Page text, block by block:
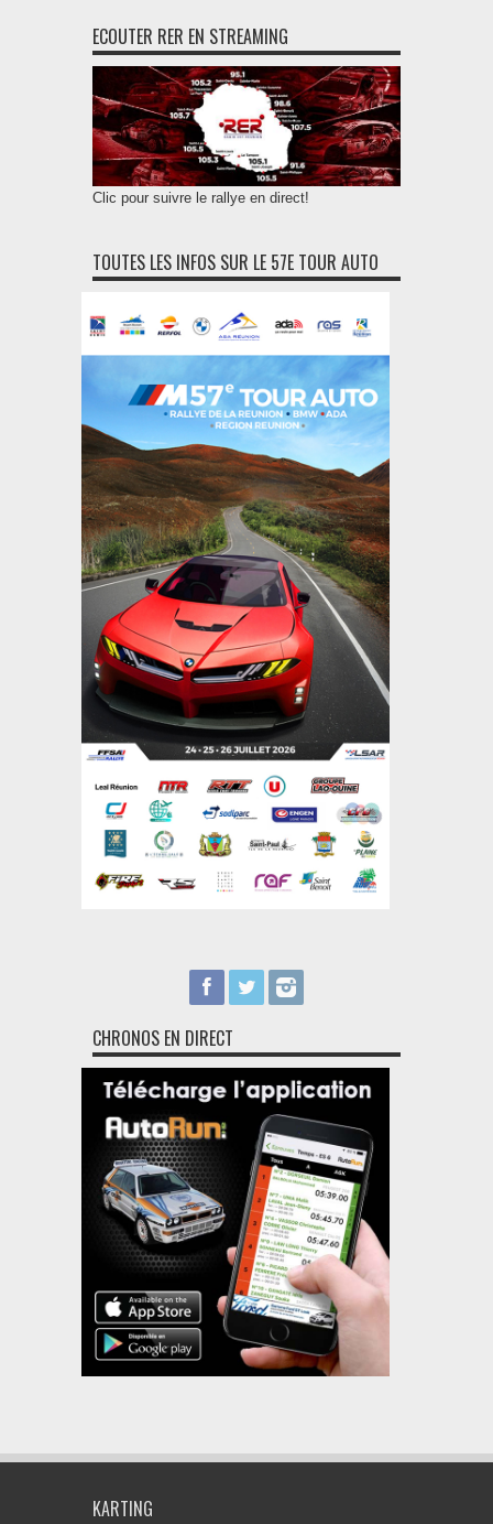
ECOUTER RER EN STREAMING
Clic pour suivre le rallye en direct!
TOUTES LES INFOS SUR LE 57E TOUR AUTO
CHRONOS EN DIRECT
KARTING